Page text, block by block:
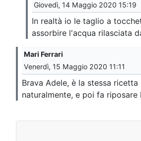
Giovedì, 14 Maggio 2020 15:19
In realtà io le taglio a
assorbire l'acqua rilasciata
Mari Ferrari
Venerdì, 15 Maggio 2020 11:11
Brava Adele, è la stessa
naturalmente, e poi fa